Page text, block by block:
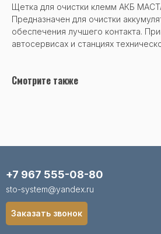
Щетка для очистки клемм АКБ
Предназначен для очистки
обеспечения лучшего контакта.
автосервисах и станциях
Смотрите также
+7 967 555-08-80
sto-system@yandex.ru
Заказать звонок